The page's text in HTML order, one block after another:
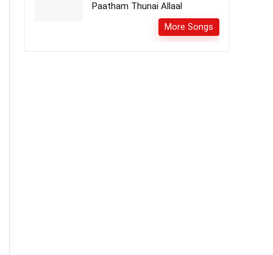
Paatham Thunai Allaal
More Songs